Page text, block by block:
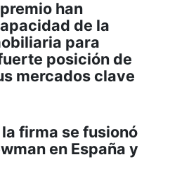
han
de la
para
posición de
mercados clave
firma se fusionó
en España y